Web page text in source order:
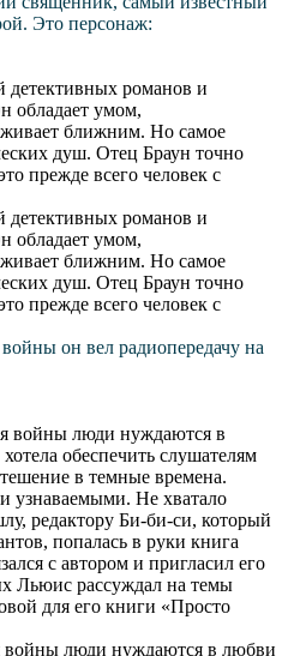
Это персонаж:
детективных романов и
обладает умом,
ближним. Но самое
душ. Отец Браун точно
прежде всего человек с
детективных романов и
обладает умом,
ближним. Но самое
душ. Отец Браун точно
прежде всего человек с
он вел радиопередачу на
войны люди нуждаются в
обеспечить слушателям
в темные времена.
узнаваемыми. Не хватало
редактору Би-би-си, который
попалась в руки книга
с автором и пригласил его
Льюис рассуждал на темы
для его книги «Просто
люди нуждаются в любви